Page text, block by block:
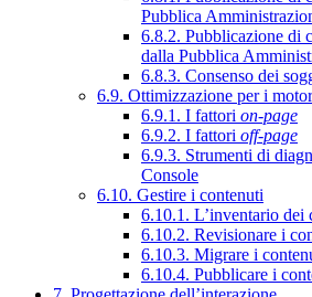
Pubblica
6.8.2. Pubblicazione di
dalla Pubblica
6.8.3. Consenso dei
6.9. Ottimizzazione per i
6.9.1. I fattori on-page
6.9.2. I fattori off-page
6.9.3. Strumenti di
Console
6.10. Gestire i contenuti
6.10.1. L’inventario dei
6.10.2. Revisionare i
6.10.3. Migrare i
6.10.4. Pubblicare i